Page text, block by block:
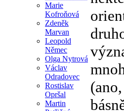
Marie
Kofroňová
Zdeněk
Marvan
Leopold
Němec
Olga Nytrová
Václav
Odradovec
Rostislav
Opršal
Martin